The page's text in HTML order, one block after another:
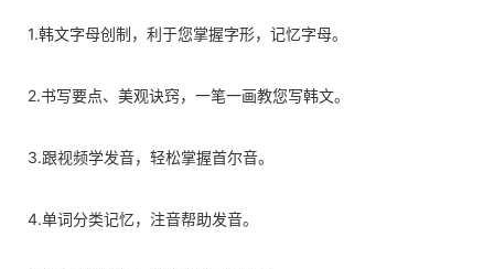
1.韩文字母创制，利于您掌握字形，记忆字母。
2.书写要点、美观诀窍，一笔一画教您写韩文。
3.跟视频学发音，轻松掌握首尔音。
4.单词分类记忆，注音帮助发音。